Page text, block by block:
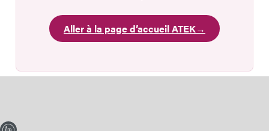
Aller à la page d’accueil ATEK→